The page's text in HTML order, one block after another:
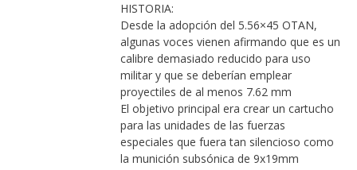
HISTORIA:
Desde la adopción del 5.56×45 OTAN,
algunas voces vienen afirmando que es un
calibre demasiado reducido para uso
militar y que se deberían emplear
proyectiles de al menos 7.62 mm
El objetivo principal era crear un cartucho
para las unidades de las fuerzas
especiales que fuera tan silencioso como
la munición subsónica de 9x19mm